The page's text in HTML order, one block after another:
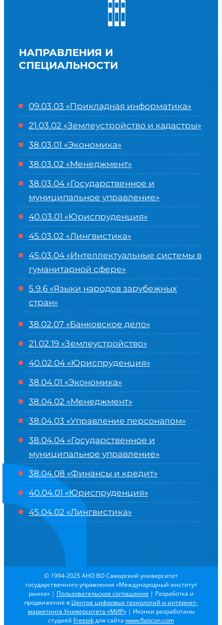
НАПРАВЛЕНИЯ И
СПЕЦИАЛЬНОСТИ
09.03.03 «Прикладная информатика»
21.03.02 «Землеустройство и кадастры»
38.03.01 «Экономика»
38.03.02 «Менеджмент»
38.03.04 «Государственное и
муниципальное управление»
40.03.01 «Юриспруденция»
45.03.02 «Лингвистика»
45.03.04 «Интеллектуальные системы в
гуманитарной сфере»
5.9.6 «Языки народов зарубежных
стран»
38.02.07 «Банковское дело»
21.02.19 «Землеустройство»
40.02.04 «Юриспруденция»
38.04.01 «Экономика»
38.04.02 «Менеджмент»
38.04.03 «Управление персоналом»
38.04.04 «Государственное и
муниципальное управление»
38.04.08 «Финансы и кредит»
40.04.01 «Юриспруденция»
45.04.02 «Лингвистика»
© 1994-2025 АНО ВО Самарский университет
государственного управления «Международный институт
рынка» | Пользовательское соглашение | Разработка и
продвижение в Центре цифровых технологий и интернет-
маркетинга Университета «МИР»| Иконки разработаны
студией Freepikдля сайта www.flaticon.com